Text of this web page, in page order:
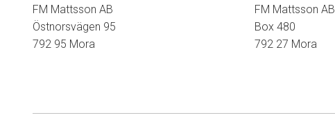
FM Mattsson AB
Östnorsvägen 95
792 95 Mora
FM Mattsson AB
Box 480
792 27 Mora